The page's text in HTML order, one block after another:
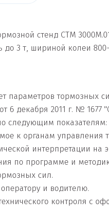
стенд СТМ
до 3 т, шириной колеи
тормозных
декабря 2011 г. № 1677
следующим
к органам управления
интерпретации
по программе и
сил.
и водителю.
контроля с